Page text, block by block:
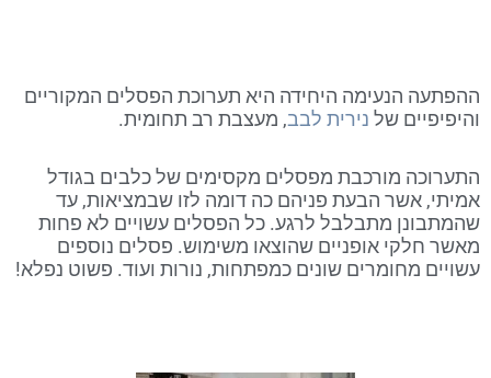
ההפתעה הנעימה היחידה היא תערוכת הפסלים המקוריים
והיפיפיים של נירית לבב, מעצבת רב תחומית.
התערוכה מורכבת מפסלים מקסימים של כלבים בגודל
אמיתי, אשר הבעת פניהם כה דומה לזו שבמציאות, עד
שהמתבונן מתבלבל לרגע. כל הפסלים עשויים לא פחות
מאשר חלקי אופניים שהוצאו משימוש. פסלים נוספים
עשויים מחומרים שונים כמפתחות, נורות ועוד. פשוט נפלא!